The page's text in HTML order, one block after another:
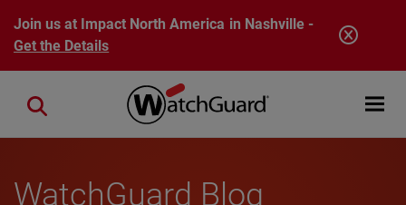
Skip to main content
Join us at Impact North America in Nashville -
Get the Details
Open
Close search
WatchGuard Blog